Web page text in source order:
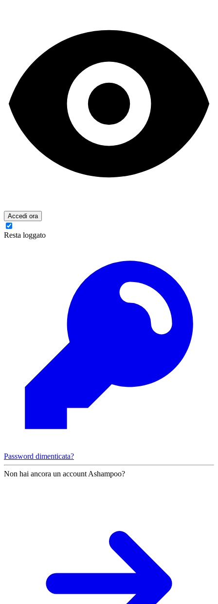
Accedi ora
Resta loggato
Password dimenticata?
Non hai ancora un account Ashampoo?